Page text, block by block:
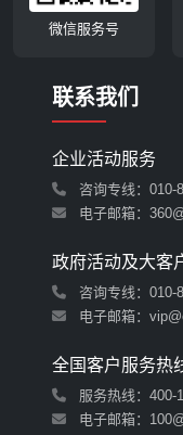
微信服务号
联系我们
企业活动服务
咨询专线：010-
电子邮箱：
政府活动及大客
咨询专线：010-
电子邮箱：
全国客户服务热
服务热线： 400-
电子邮箱：